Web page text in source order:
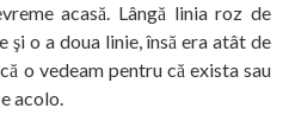
acasă. Lângă linia roz de
şi o a doua linie, însă era atât de
o vedeam pentru că exista sau
acolo.